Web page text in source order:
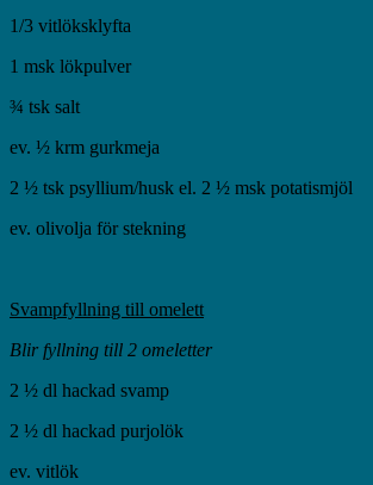
1/3 vitlöksklyfta
1 msk lökpulver
¾ tsk salt
ev. ½ krm gurkmeja
2 ½ tsk psyllium/husk el. 2 ½ msk potatismjöl
ev. olivolja för stekning
Svampfyllning till omelett
Blir fyllning till 2 omeletter
2 ½ dl hackad svamp
2 ½ dl hackad purjolök
ev. vitlök